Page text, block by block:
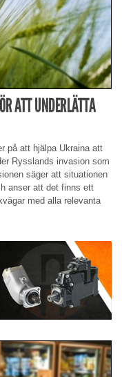
ATT UNDERLÄTTA
på att hjälpa Ukraina att
Rysslands invasion som
säger att situationen
anser att det finns ett
med alla relevanta